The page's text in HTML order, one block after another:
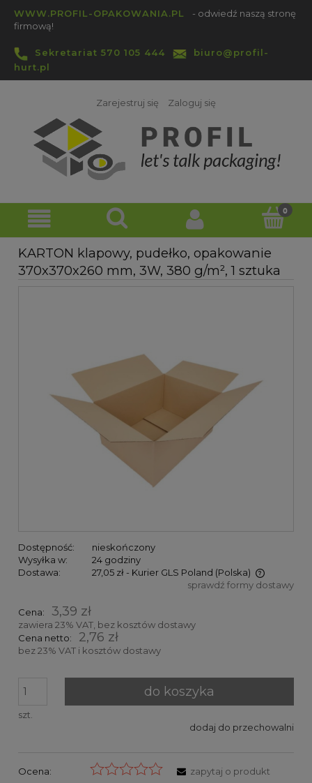
WWW.PROFIL-OPAKOWANIA.PL
- odwiedź naszą stronę
firmową!
Sekretariat 570 105 444
biuro@profil-
hurt.pl
Zarejestruj się Zaloguj się
KARTON klapowy, pudełko, opakowanie
370x370x260 mm, 3W, 380 g/m², 1 sztuka
Dostępność:
nieskończony
Wysyłka w:
24 godziny
Dostawa:
27,05 zł - Kurier GLS Poland (Polska)
Cena nie zawiera ewentualnych kosztów płatności
sprawdź formy dostawy
Cena: 3,39 zł
zawiera 23% VAT, bez kosztów dostawy
Cena netto:
2,76 zł
bez 23% VAT i kosztów dostawy
szt.
do koszyka
dodaj do przechowalni
Ocena:
zapytaj o produkt